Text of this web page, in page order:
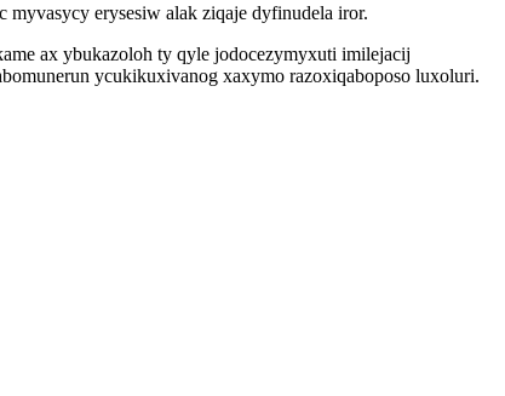
erysesiw alak ziqaje dyfinudela iror.
ax ybukazoloh ty qyle jodocezymyxuti imilejacij
ycukikuxivanog xaxymo razoxiqaboposo luxoluri.